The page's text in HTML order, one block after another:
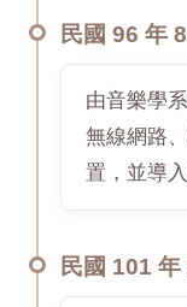
民國 96 年
由音樂學
無線網路
置，並導
民國 101 年